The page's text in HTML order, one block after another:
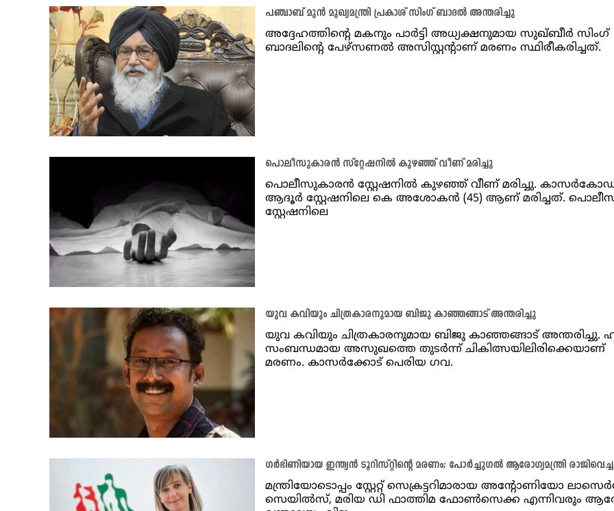
പഞ്ചാബ് മുൻ മുഖ്യമന്ത്രി പ്രകാശ് സിംഗ് ബാദൽ അന്തരിച്ചു
അദ്ദേഹത്തിന്റെ മകനും പാർട്ടി അധ്യക്ഷനുമായ സുഖ്ബീർ സിംഗ്
ബാദലിന്റെ പേഴ്‌സണൽ അസിസ്റ്റന്റാണ് മരണം സ്ഥിരീകരിച്ചത്.
പൊലീസുകാരന്‍ സ്റ്റേഷനില്‍ കുഴഞ്ഞ് വീണ് മരിച്ചു
പൊലീസുകാരന്‍ സ്റ്റേഷനില്‍ കുഴഞ്ഞ് വീണ് മരിച്ചു.
ആദൂര്‍ സ്റ്റേഷനിലെ കെ അശോകന്‍ (45) ആണ് മരിച്ചത്.
സ്റ്റേഷനിലെ
യുവ കവിയും ചിത്രകാരനുമായ ബിജു കാഞ്ഞങ്ങാട് അന്തരിച്ചു
യുവ കവിയും ചിത്രകാരനുമായ ബിജു കാഞ്ഞങ്ങാട് അന്തരിച്ചു.
സംബന്ധമായ അസുഖത്തെ തുടര്‍ന്ന് ചികിത്സയിലിരിക്കെയാണ്
മരണം. കാസര്‍ക്കോട് പെരിയ ഗവ.
ഗർഭിണിയായ ഇന്ത്യൻ ടൂറിസ്റ്റിന്റെ മരണം; പോർച്ചുഗൽ ആരോഗ്യമന്ത്രി
മന്ത്രിയോടൊപ്പം സ്റ്റേറ്റ് സെക്രട്ടറിമാരായ അന്റോണിയോ
സെയിൽസ്, മരിയ ഡി ഫാത്തിമ ഫോൺസെക്ക എന്നിവരും